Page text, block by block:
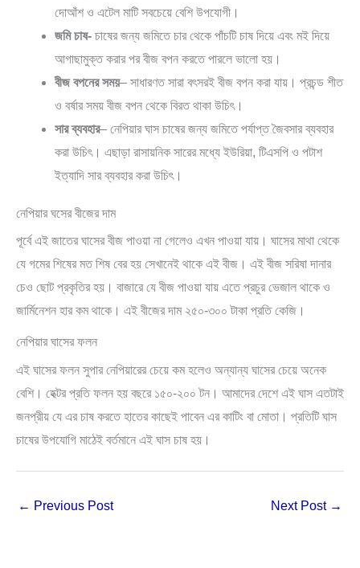
দোআঁশ ও এটেল মাটি সবচেয়ে বেশি উপযোগী।
জমি চাষ- চাষের জন্য জমিতে চার থেকে পাঁচটি চাষ দিয়ে এবং মই দিয়ে
আগাছামুক্ত করার পর বীজ বপন করতে পারলে ভালো হয়।
বীজ বপনের সময়– সাধারণত সারা বৎসরই বীজ বপন করা যায়। প্রচন্ড শীত
ও বর্ষার সময় বীজ বপন থেকে বিরত থাকা উচিৎ।
সার ব্যবহার– নেপিয়ার ঘাস চাষের জন্য জমিতে পর্যাপ্ত জৈবসার ব্যবহার
করা উচিৎ। এছাড়া রাসায়নিক সারের মধ্যে ইউরিয়া, টিএসপি ও পটাশ
ইত্যাদি সার ব্যবহার করা উচিৎ।
নেপিয়ার ঘসের বীজের দাম
পূর্বে এই জাতের ঘাসের বীজ পাওয়া না গেলেও এখন পাওয়া যায়। ঘাসের মাথা থেকে
যে গমের শিষের মত শিষ বের হয় সেখানেই থাকে এই বীজ। এই বীজ সরিষা দানার
চেও ছোট প্রকৃতির হয়। বাজারে যে বীজ পাওয়া যায় এতে প্রচুর ভেজাল থাকে ও
জার্মিনেশন হার কম থাকে। এই বীজের দাম ২৫০-৩০০ টাকা প্রতি কেজি।
নেপিয়ার ঘাসের ফলন
এই ঘাসের ফলন সুপার নেপিয়ারের চেয়ে কম হলেও অন্যান্য ঘাসের চেয়ে অনেক
বেশি। হেক্টর প্রতি ফলন হয় বছরে ১৫০-২০০ টন। আমাদের দেশে এই ঘাস এতটাই
জনপ্রীয় যে এর চাষ করতে হাতের কাছেই পাবেন এর কাটিং বা মোতা। প্রতিটি ঘাস
চাষের উপযোগি মাঠেই বর্তমানে এই ঘাস চাষ হয়।
← Previous Post Next Post →